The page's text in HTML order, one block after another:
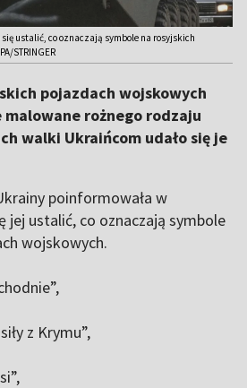
ustalić, co oznaczają symbole na rosyjskich
STRINGER
pojazdach wojskowych
malowane rożnego rodzaju
walki Ukraińcom udało się je
poinformowała w
jej ustalić, co oznaczają symbole
wojskowych.
z Krymu”,